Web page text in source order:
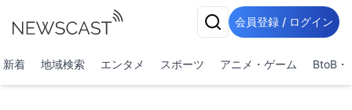
会員登録 / ログイン
新着 地域検索 エンタメ スポーツ アニメ・ゲーム BtoB・